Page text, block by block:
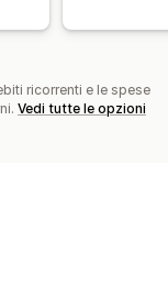
ricorrenti e le spese
Vedi tutte le opzioni